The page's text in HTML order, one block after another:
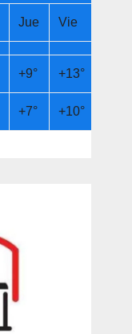
Jue Vie
+9° +13°
+7° +10°